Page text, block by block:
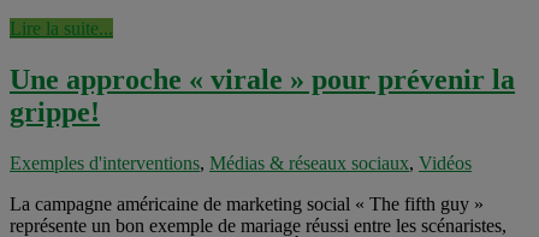
Lire la suite...
Une approche « virale » pour prévenir la
grippe!
Exemples d'interventions, Médias & réseaux sociaux, Vidéos
La campagne américaine de marketing social « The fifth guy »
représente un bon exemple de mariage réussi entre les scénaristes,